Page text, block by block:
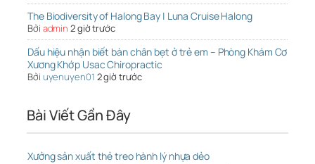
The Biodiversity of Halong Bay | Luna Cruise Halong
Bởi admin 2 giờ trước
Dấu hiệu nhận biết bàn chân bẹt ở trẻ em – Phòng Khám Cơ
Xương Khớp Usac Chiropractic
Bởi uyenuyen01 2 giờ trước
Bài Viết Gần Đây
Xưởng sản xuất thẻ treo hành lý nhựa dẻo